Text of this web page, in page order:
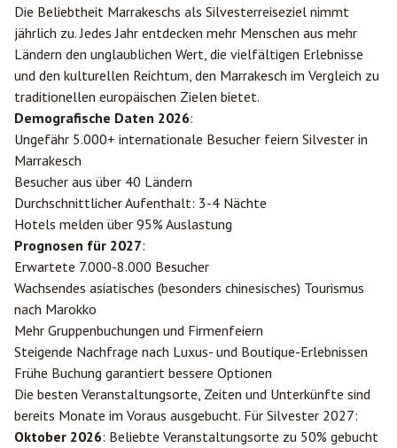
Die Beliebtheit Marrakeschs als Silvesterreiseziel nimmt
jährlich zu. Jedes Jahr entdecken mehr Menschen aus mehr
Ländern den unglaublichen Wert, die vielfältigen Erlebnisse
und den kulturellen Reichtum, den Marrakesch im Vergleich zu
traditionellen europäischen Zielen bietet.
Demografische Daten 2026:
Ungefähr 5.000+ internationale Besucher feiern Silvester in
Marrakesch
Besucher aus über 40 Ländern
Durchschnittlicher Aufenthalt: 3-4 Nächte
Hotels melden über 95% Auslastung
Prognosen für 2027:
Erwartete 7.000-8.000 Besucher
Wachsendes asiatisches (besonders chinesisches) Tourismus
nach Marokko
Mehr Gruppenbuchungen und Firmenfeiern
Steigende Nachfrage nach Luxus- und Boutique-Erlebnissen
Frühe Buchung garantiert bessere Optionen
Die besten Veranstaltungsorte, Zeiten und Unterkünfte sind
bereits Monate im Voraus ausgebucht. Für Silvester 2027:
Oktober 2026: Beliebte Veranstaltungsorte zu 50% gebucht